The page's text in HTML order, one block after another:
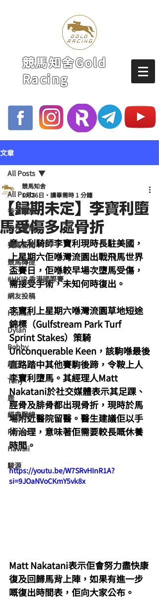
競馬知舍Gold
Racing
文章
All Posts
香港賽馬
海外賽馬
賽馬新聞
競馬磚提
#HKIR 香港國際賽
網友投稿
Homan
Dylan
Bobby
超仔
Tony
鹿
經典戰線
Ramos
Hawaii
駿源
All Posts
【歸期未定】李寶利墮
馬受傷多處骨折
競馬知舍
1月26日
讀畢需時 1 分鐘
意大利騎師李寶利現時長駐美國，
上星期六佢喺灣流園出戰飛馬世界
盃賽日，佢喺較早場次墮馬受傷，
需接受手術，未知何時復出。
李寶利上星期六喺灣流園草地短途
錦標（Gulfstream Park Turf
Sprint Stakes）策騎
Unconquerable Keen，該駒喺最後
直路踏中其他賽駒後蹄，令鞍上人
李寶利墮馬。其經理人Matt
Nakatani於社交媒體表示其足踝、
脛骨及腓骨都出現骨折，現時於馬
場附近醫院留醫。醫生建議佢以手
術治理，意味著佢需要較長嘅休養
時間。
https://youtu.be/W7SRvHInR1A?
si=9JOaNVoCKmY5vk8x
Matt Nakatani表示佢會努力盡快康
復及回歸馬背上陣，如果有進一步
嘅復出時間表，佢向大家公布。